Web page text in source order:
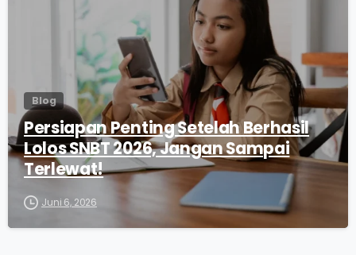
Blog
Persiapan Penting Setelah Berhasil
Lolos SNBT 2026, Jangan Sampai
Terlewat!
Juni 6, 2026